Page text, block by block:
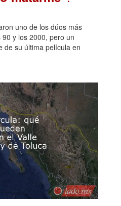
uno de los dúos más
y los 2000, pero un
de su última película en